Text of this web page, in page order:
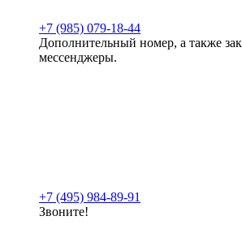
+7 (985) 079-18-44
Дополнительный номер, а также
мессенджеры.
+7 (495) 984-89-91
Звоните!